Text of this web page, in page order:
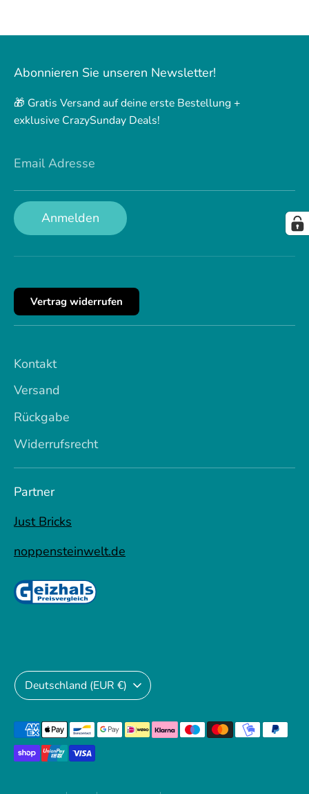
Abonnieren Sie unseren Newsletter!
🎁 Gratis Versand auf deine erste Bestellung +
exklusive CrazySunday Deals!
Email Adresse
Anmelden
Vertrag widerrufen
Kontakt
Versand
Rückgabe
Widerrufsrecht
Partner
Just Bricks
noppensteinwelt.de
Währung
Deutschland (EUR €)
Akzeptierte
Zahlungsarten